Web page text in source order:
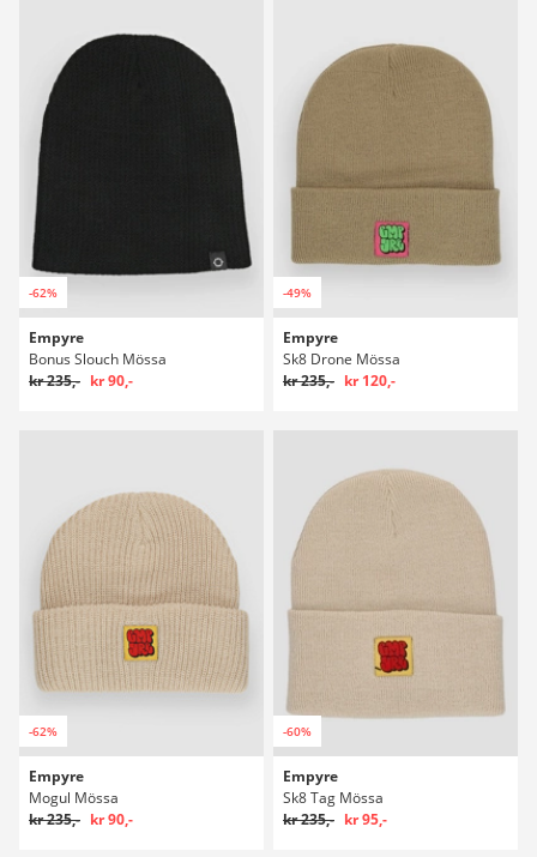
-62%
Empyre
Bonus Slouch Mössa
kr 235,- kr 90,-
-49%
Empyre
Sk8 Drone Mössa
kr 235,- kr 120,-
-62%
Empyre
Mogul Mössa
kr 235,- kr 90,-
-60%
Empyre
Sk8 Tag Mössa
kr 235,- kr 95,-